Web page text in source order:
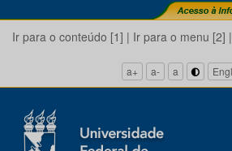
Ir para o conteúdo [1] | Ir para o menu [2] |
a+ a- a